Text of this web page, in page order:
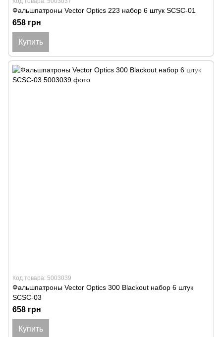
Фальшпатроны Vector Optics 223 набор 6 штук SCSC-01
658 грн
Купить
Код товара: 5003039
Фальшпатроны Vector Optics 300 Blackout набор 6 штук
SCSC-03
658 грн
Купить